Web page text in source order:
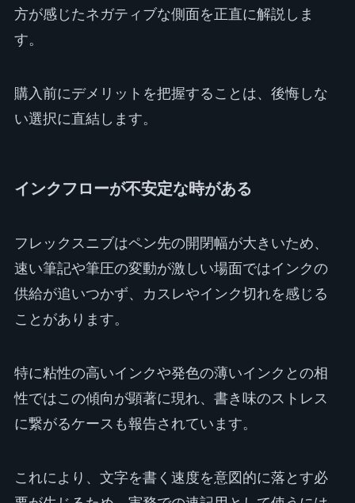
方が感じたネガティブな側面を正直に解説しま
す。
購入前にデメリットを把握することは、後悔しな
い選択に直結します。
インクフローが不安定な時がある
フレックスニブはペン先の開閉幅が大きいため、
速い筆記や筆圧の変動が激しい場面ではインクの
供給が追いつかず、カスレやインク切れを感じる
ことがあります。
特に粘性の高いインクや発色の薄いインクとの相
性ではこの傾向が顕著に現れ、書き味のストレス
に繋がるケースも報告されています。
これにより、文字を書く速度を意図的に落とす必